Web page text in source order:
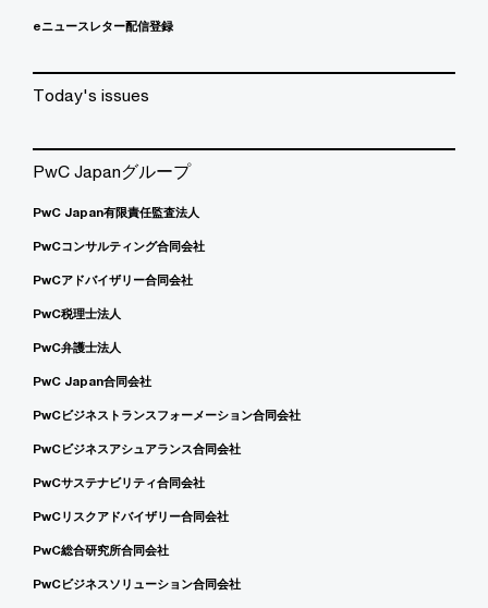
eニュースレター配信登録
Today's issues
PwC Japanグループ
PwC Japan有限責任監査法人
PwCコンサルティング合同会社
PwCアドバイザリー合同会社
PwC税理士法人
PwC弁護士法人
PwC Japan合同会社
PwCビジネストランスフォーメーション合同会社
PwCビジネスアシュアランス合同会社
PwCサステナビリティ合同会社
PwCリスクアドバイザリー合同会社
PwC総合研究所合同会社
PwCビジネスソリューション合同会社